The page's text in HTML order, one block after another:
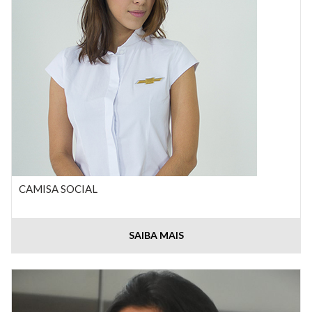
CAMISA SOCIAL
SAIBA MAIS